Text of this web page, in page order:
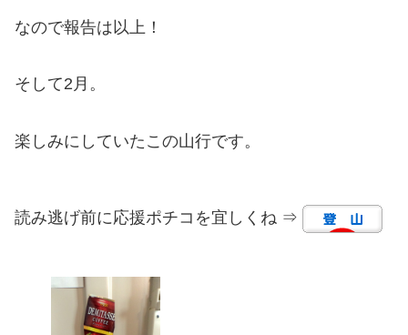
なので報告は以上！
そして2月。
楽しみにしていたこの山行です。
読み逃げ前に応援ポチコを宜しくね ⇒